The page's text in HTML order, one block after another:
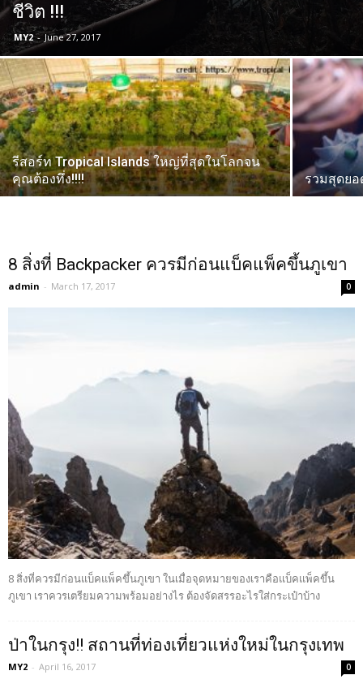
ชีวิต !!!
MY2 - June 27, 2017
รีสอร์ท Tropical Islands ใหญ่ที่สุดในโลกจน
คุณต้องทึ่ง!!!!
รวมสุดย
8 สิ่งที่ Backpacker ควรมีก่อนแบ็คแพ็คขึ้นภูเขา
admin - March 17, 2017 0
8 สิ่งที่ควรมีก่อนแบ็คแพ็คขึ้นภูเขา ในเมื่อจุดหมายของเราคือแบ็คแพ็คขึ้น
ภูเขา เราควรเตรียมความพร้อมอย่างไร ต้องจัดสรรอะไรใส่กระเป๋าบ้าง
ป่าในกรุง!! สถานที่ท่องเที่ยวแห่งใหม่ในกรุงเทพ
MY2 - April 16, 2017 0